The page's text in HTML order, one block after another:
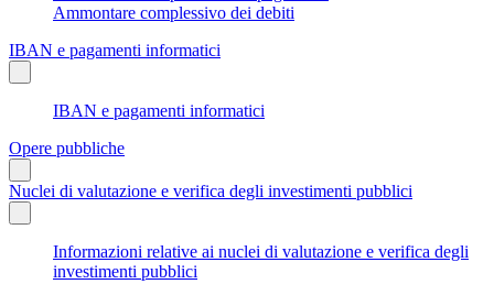
Ammontare complessivo dei debiti
IBAN e pagamenti informatici
IBAN e pagamenti informatici
Opere pubbliche
Nuclei di valutazione e verifica degli investimenti pubblici
Informazioni relative ai nuclei di valutazione e verifica degli
investimenti pubblici